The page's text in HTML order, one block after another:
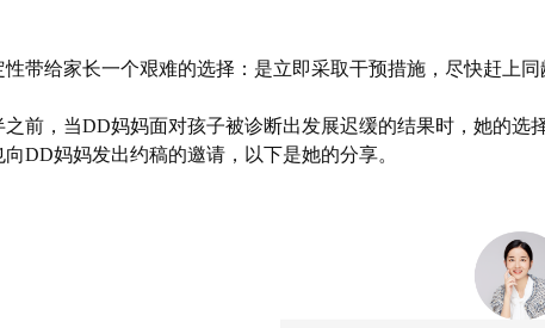
性带给家长一个艰难的选择：是立即采取干预措施，尽快赶上
之前，当DD妈妈面对孩子被诊断出发展迟缓的结果时，她的选
DD妈妈发出约稿的邀请，以下是她的分享。